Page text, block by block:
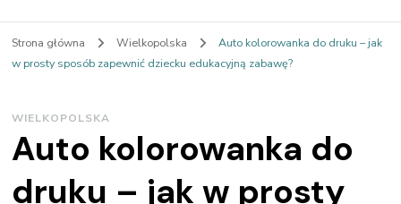
Strona główna Wielkopolska
Auto kolorowanka do druku – jak
w prosty sposób zapewnić dziecku edukacyjną zabawę?
WIELKOPOLSKA
Auto kolorowanka do
druku – jak w prosty